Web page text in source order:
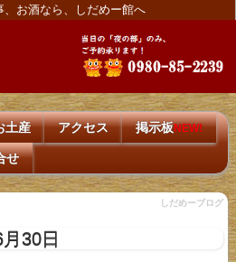
、お酒なら、しだめー館へ
土産 アクセス 掲示板NEW!
せ
しだめーブログ
月30日